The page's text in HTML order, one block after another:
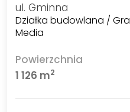
ul. Gminna
Działka budowlana /
Media
Powierzchnia
1 126 m2